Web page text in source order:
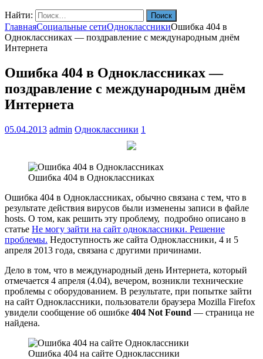
Найти:
ГлавнаяСоциальные сетиОдноклассникиОшибка 404 в
Одноклассниках — поздравление с международным днём
Интернета
Ошибка 404 в Одноклассниках —
поздравление с международным днём
Интернета
05.04.2013 admin Одноклассники 1
Ошибка 404 в Одноклассниках
Ошибка 404 в Одноклассниках, обычно связана с тем, что в
результате действия вирусов были изменены записи в файле
hosts. О том, как решить эту проблему, подробно описано в
статье Не могу зайти на сайт одноклассники. Решение
проблемы. Недоступность же сайта Одноклассники, 4 и 5
апреля 2013 года, связана с другими причинами.
Дело в том, что в международный день Интернета, который
отмечается 4 апреля (4.04), вечером, возникли технические
проблемы с оборудованием. В результате, при попытке зайти
на сайт Одноклассники, пользователи браузера Mozilla Firefox
увидели сообщение об ошибке 404 Not Found — страница не
найдена.
Ошибка 404 на сайте Одноклассники